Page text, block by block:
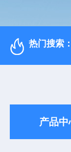
热门搜索：
产品中